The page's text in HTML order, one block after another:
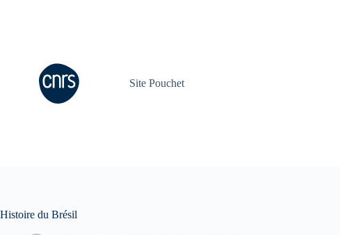
Site Pouchet
Histoire du Brésil